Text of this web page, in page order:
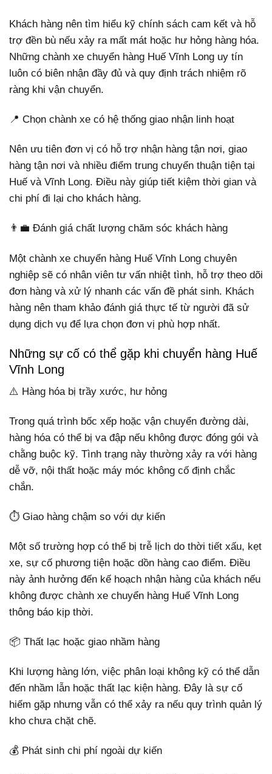
Khách hàng nên tìm hiểu kỹ chính sách cam kết và hỗ
trợ đền bù nếu xảy ra mất mát hoặc hư hỏng hàng hóa.
Những chành xe chuyển hàng Huế Vĩnh Long uy tín
luôn có biên nhận đầy đủ và quy định trách nhiệm rõ
ràng khi vận chuyển.
📍 Chọn chành xe có hệ thống giao nhận linh hoạt
Nên ưu tiên đơn vị có hỗ trợ nhận hàng tận nơi, giao
hàng tận nơi và nhiều điểm trung chuyển thuận tiện tại
Huế và Vĩnh Long. Điều này giúp tiết kiệm thời gian và
chi phí đi lại cho khách hàng.
👨‍💼 Đánh giá chất lượng chăm sóc khách hàng
Một chành xe chuyển hàng Huế Vĩnh Long chuyên
nghiệp sẽ có nhân viên tư vấn nhiệt tình, hỗ trợ theo dõi
đơn hàng và xử lý nhanh các vấn đề phát sinh. Khách
hàng nên tham khảo đánh giá thực tế từ người đã sử
dụng dịch vụ để lựa chọn đơn vị phù hợp nhất.
Những sự cố có thể gặp khi chuyển hàng Huế
Vĩnh Long
⚠️ Hàng hóa bị trầy xước, hư hỏng
Trong quá trình bốc xếp hoặc vận chuyển đường dài,
hàng hóa có thể bị va đập nếu không được đóng gói và
chằng buộc kỹ. Tình trạng này thường xảy ra với hàng
dễ vỡ, nội thất hoặc máy móc không cố định chắc
chắn.
⏱️ Giao hàng chậm so với dự kiến
Một số trường hợp có thể bị trễ lịch do thời tiết xấu, kẹt
xe, sự cố phương tiện hoặc dồn hàng cao điểm. Điều
này ảnh hưởng đến kế hoạch nhận hàng của khách nếu
không được chành xe chuyển hàng Huế Vĩnh Long
thông báo kịp thời.
📦 Thất lạc hoặc giao nhầm hàng
Khi lượng hàng lớn, việc phân loại không kỹ có thể dẫn
đến nhầm lẫn hoặc thất lạc kiện hàng. Đây là sự cố
hiếm gặp nhưng vẫn có thể xảy ra nếu quy trình quản lý
kho chưa chặt chẽ.
💰 Phát sinh chi phí ngoài dự kiến